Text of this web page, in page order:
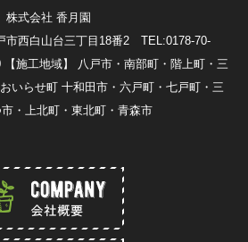
株式会社 香月園
市西白山台三丁目18番2 TEL:0178-70-
【施工地域】 八戸市・南部町・階上町・三
いらせ町 十和田市・六戸町・七戸町・三
・上北町・東北町・青森市